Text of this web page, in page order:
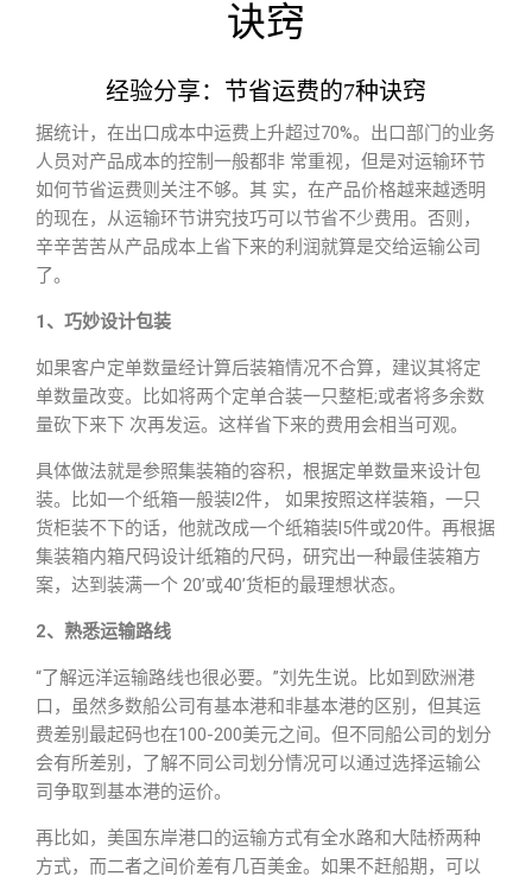
诀窍
经验分享：节省运费的7种诀窍
据统计，在出口成本中运费上升超过70%。出口部门的业务
人员对产品成本的控制一般都非 常重视，但是对运输环节
如何节省运费则关注不够。其 实，在产品价格越来越透明
的现在，从运输环节讲究技巧可以节省不少费用。否则，
辛辛苦苦从产品成本上省下来的利润就算是交给运输公司
了。
1、巧妙设计包装
如果客户定单数量经计算后装箱情况不合算，建议其将定
单数量改变。比如将两个定单合装一只整柜;或者将多余数
量砍下来下 次再发运。这样省下来的费用会相当可观。
具体做法就是参照集装箱的容积，根据定单数量来设计包
装。比如一个纸箱一般装l2件， 如果按照这样装箱，一只
货柜装不下的话，他就改成一个纸箱装l5件或20件。再根据
集装箱内箱尺码设计纸箱的尺码，研究出一种最佳装箱方
案，达到装满一个 20’或40’货柜的最理想状态。
2、熟悉运输路线
“了解远洋运输路线也很必要。”刘先生说。比如到欧洲港
口，虽然多数船公司有基本港和非基本港的区别，但其运
费差别最起码也在100-200美元之间。但不同船公司的划分
会有所差别，了解不同公司划分情况可以通过选择运输公
司争取到基本港的运价。
再比如，美国东岸港口的运输方式有全水路和大陆桥两种
方式，而二者之间价差有几百美金。如果不赶船期，可以